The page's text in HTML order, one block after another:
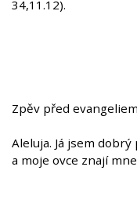
34,11.12).
Zpěv před evangeliem
Aleluja. Já jsem
a moje ovce znají